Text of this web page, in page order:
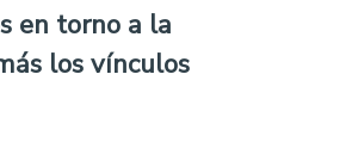
en torno a la
los vínculos